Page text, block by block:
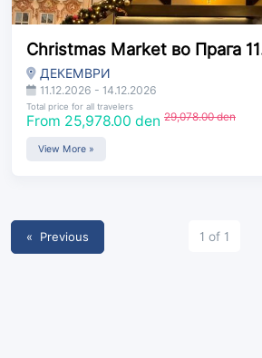
Christmas Market во Прага
ДЕКЕМВРИ
11.12.2026 - 14.12.2026
Total price for all travelers
From 25,978.00 den 29,078.00 den
View More »
« Previous 1 of 1